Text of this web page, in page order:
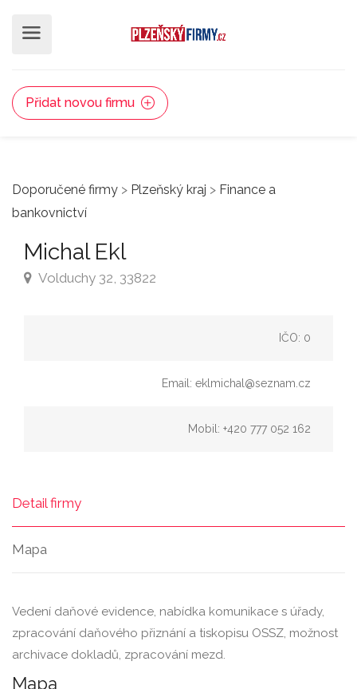
Přidat novou firmu
Doporučené firmy > Plzeňský kraj > Finance a
bankovnictví
Michal Ekl
Volduchy 32, 33822
IČO: 0
Email: eklmichal@seznam.cz
Mobil: +420 777 052 162
Detail firmy
Mapa
Vedení daňové evidence, nabídka komunikace s úřady,
zpracování daňového přiznání a tiskopisu OSSZ, možnost
archivace dokladů, zpracování mezd.
Mapa